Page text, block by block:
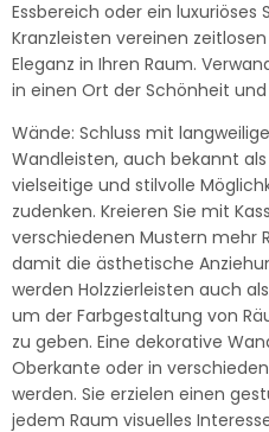
Essbereich oder ein
Kranzleisten vereinen
Eleganz in Ihren Raum.
in einen Ort der Schönheit und
Wände: Schluss mit
Wandleisten, auch bekannt
vielseitige und stilvolle
zudenken. Kreieren Sie mit
verschiedenen Mustern mehr
damit die ästhetische
werden Holzzierleisten auch
um der Farbgestaltung von
zu geben. Eine dekorative
Oberkante oder in
werden. Sie erzielen einen
jedem Raum visuelles